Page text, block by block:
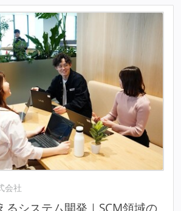
会社
るシステム開発｜SCM領域の